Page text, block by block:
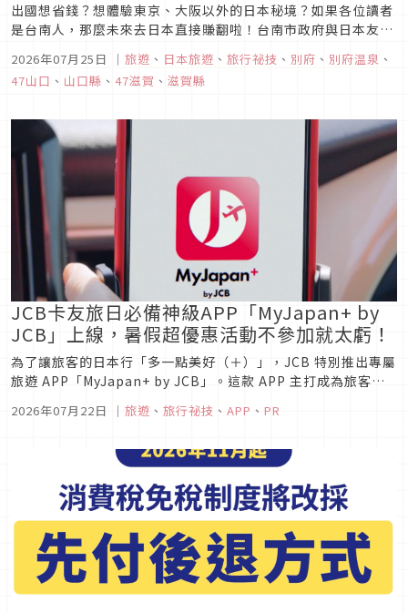
出國想省錢？想體驗東京、大阪以外的日本秘境？如果各位讀者
是台南人，那麼未來去日本直接賺翻啦！台南市政府與日本友誼
市合作攜手專屬優惠，自2026年7月1日～2027年3月31日，出
示身分證或台南市民卡正本即可享觀光優惠。一起來看看下次要
安排去哪裡玩吧！
2026年07月25日 ｜ 旅遊 、 日本旅遊 、 旅行祕技 、 別府 、 別府温泉 、
47山口 、 山口縣 、 47滋賀 、 滋賀縣
JCB卡友旅日必備神級APP「MyJapan+ by
JCB」上線，暑假超優惠活動不參加就太虧！
為了讓旅客的日本行「多一點美好（＋）」，JCB 特別推出專屬
旅遊 APP「MyJapan+ by JCB」。這款 APP 主打成為旅客手
即將推出的美食預約與推薦功能，都能在手機中輕鬆搞定。對準
2026年07月22日 ｜ 旅遊 、 旅行祕技 、 APP 、 PR